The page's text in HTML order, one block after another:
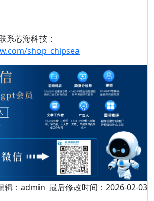
系芯海科技：
shop_chipsea
辑：admin 最后修改时间：2026-02-03